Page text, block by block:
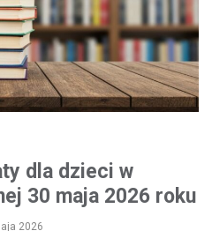
dla dzieci w
30 maja 2026 roku
2026